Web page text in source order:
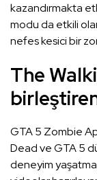
kazandırmakta
modu da etkili
nefes kesici bir
The
GTA 5 Zombie
Dead ve GTA 5
deneyim